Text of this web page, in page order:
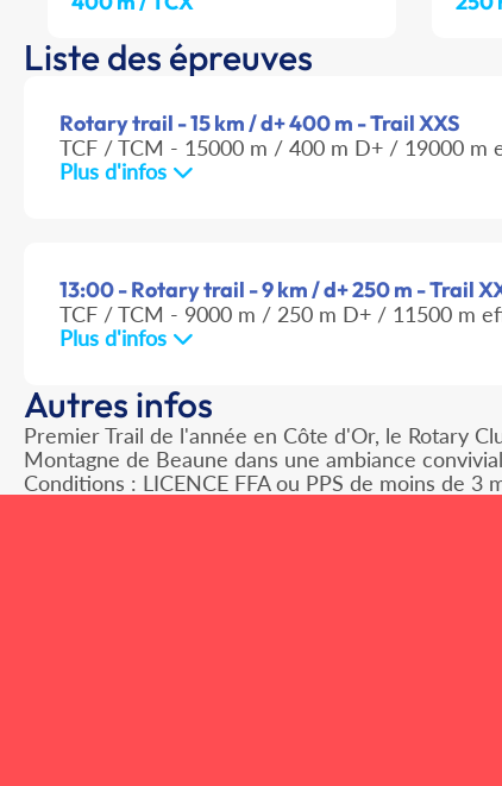
Liste des épreuves
Rotary trail - 15 km / d+ 400 m - Trail XXS
TCF / TCM - 15000 m / 400 m D+ / 19000 m
Plus d'infos
13:00 - Rotary trail - 9 km / d+ 250 m - Trail
TCF / TCM - 9000 m / 250 m D+ / 11500 m
Plus d'infos
Autres infos
Premier Trail de l'année en Côte d'Or, le Rotary
Montagne de Beaune dans une ambiance
Conditions : LICENCE FFA ou PPS de moins de